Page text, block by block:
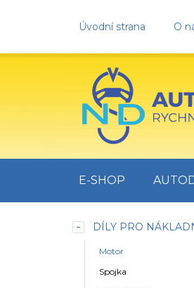
Úvodní strana O
E-SHOP
DÍLY PRO
Motor
Spojka